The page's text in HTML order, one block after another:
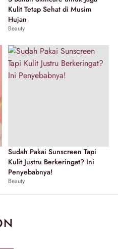
Kulit Tetap Sehat di Musim
Hujan
Beauty
Sudah Pakai Sunscreen Tapi
Kulit Justru Berkeringat? Ini
Penyebabnya!
Beauty